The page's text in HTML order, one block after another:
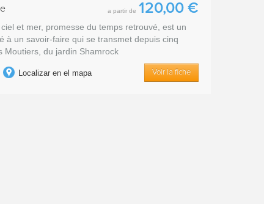
a partir de 120,00 €
et mer, promesse du temps retrouvé, est un
à un savoir-faire qui se transmet depuis cinq
Moutiers, du jardin Shamrock
Localizar en el mapa Voir la fiche